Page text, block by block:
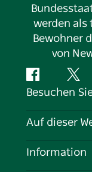
werden als
Bewohner
von
Facebook
Besuchen
Kontaktieren
Auf dieser
Reiseziele
Information